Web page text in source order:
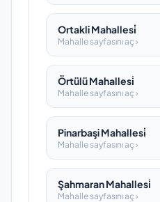
Ortakli Mahallesi̇
Mahalle sayfasını aç ›
Örtülü Mahallesi̇
Mahalle sayfasını aç ›
Pinarbaşi Mahallesi̇
Mahalle sayfasını aç ›
Şahmaran Mahallesi̇
Mahalle sayfasını aç ›